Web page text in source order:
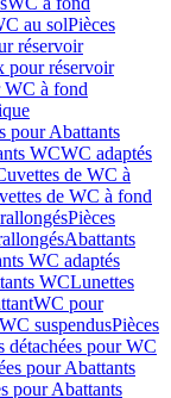
au solPièces
réservoir
pour réservoir
WC à fond
pour Abattants
WCWC adaptés
de WC à
de WC à fond
Pièces
Abattants
WC adaptés
WCLunettes
WC pour
WC suspendusPièces
détachées pour WC
pour Abattants
pour Abattants